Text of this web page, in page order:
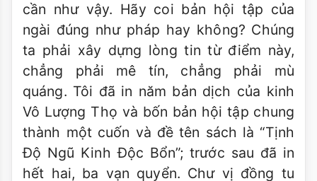
cần như vậy. Hãy coi bản hội tập của
ngài đúng như pháp hay không? Chúng
ta phải xây dựng lòng tin từ điểm này,
chẳng phải mê tín, chẳng phải mù
quáng. Tôi đã in năm bản dịch của kinh
Vô Lượng Thọ và bốn bản hội tập chung
thành một cuốn và đề tên sách là “Tịnh
Ðộ Ngũ Kinh Ðộc Bổn”; trước sau đã in
hết hai, ba vạn quyển. Chư vị đồng tu